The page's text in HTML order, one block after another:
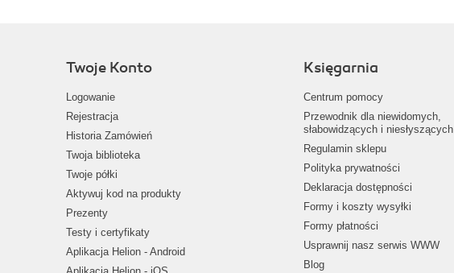
Twoje Konto
Logowanie
Rejestracja
Historia Zamówień
Twoja biblioteka
Twoje półki
Aktywuj kod na produkty
Prezenty
Testy i certyfikaty
Aplikacja Helion - Android
Księgarnia
Centrum pomocy
Przewodnik dla niewidomych,
słabowidzących i niesłyszących
Regulamin sklepu
Polityka prywatności
Deklaracja dostępności
Formy i koszty wysyłki
Formy płatności
Usprawnij nasz serwis WWW
Blog